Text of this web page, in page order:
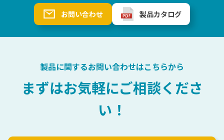
お問い合わせ 製品カタログ
製品に関するお問い合わせはこちらから
まずはお気軽にご相談くださ
い！